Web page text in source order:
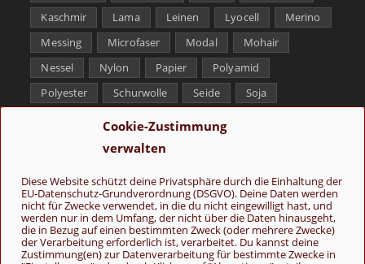
Cookie-Zustimmung
verwalten
Diese Website schützt deine Privatsphäre durch die Einhaltung der
EU-Datenschutz-Grundverordnung (DSGVO). Deine Daten werden
nicht für Zwecke verwendet, in die du nicht eingewilligt hast, und
werden nur in dem Umfang, der nicht über die Daten hinausgeht,
die in Bezug auf einen bestimmten Zweck (oder mehrere Zwecke)
der Verarbeitung erforderlich ist, verarbeitet. Du kannst deine
Zustimmung(en) zur Datenverarbeitung für bestimmte Zwecke in
Kaschmir
Lama Leinen Lyocell
Merino
Messing
Microfaser Modal
Mohair
Nessel
Nylon Papier
Polyamid
Polyester
Schurwolle Seide
Soja
Tencel
Yak
Folge uns